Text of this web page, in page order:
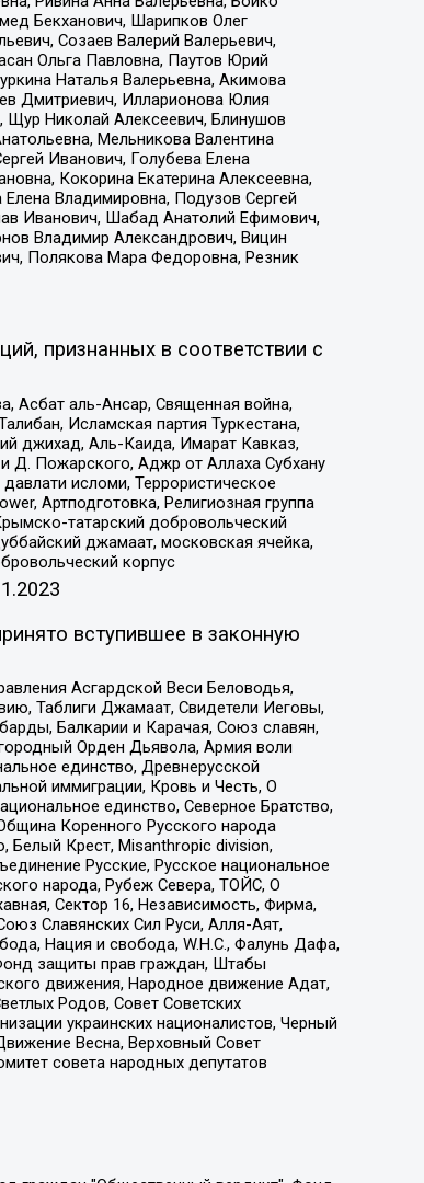
Бекханович, Шарипков Олег
Созаев Валерий Валерьевич,
Ольга Павловна, Паутов Юрий
Наталья Валерьевна, Акимова
Дмитриевич, Илларионова Юлия
Щур Николай Алексеевич, Блинушов
Мельникова Валентина
Иванович, Голубева Елена
Кокорина Екатерина Алексеевна,
Владимировна, Подузов Сергей
Иванович, Шабад Анатолий Ефимович,
Владимир Александрович, Вицин
Полякова Мара Федоровна, Резник
признанных в соответствии с
Асбат аль-Ансар, Священная война,
Исламская партия Туркестана,
джихад, Аль-Каида, Имарат Кавказ,
Д. Пожарского, Аджр от Аллаха Субхану
исломи, Террористическое
Артподготовка, Религиозная группа
татарский добровольческий
джамаат, московская ячейка,
корпус
вступившее в законную
Асгардской Веси Беловодья,
Таблиги Джамаат, Свидетели Иеговы,
Балкарии и Карачая, Союз славян,
Орден Дьявола, Армия воли
единство, Древнерусской
иммиграции, Кровь и Честь, О
единство, Северное Братство,
Коренного Русского народа
Белый Крест, Misanthropic division,
Русские, Русское национальное
народа, Рубеж Севера, ТОЙС, О
Сектор 16, Независимость, Фирма,
Славянских Сил Руси, Алля-Аят,
Нация и свобода, W.H.С., Фалунь Дафа,
защиты прав граждан, Штабы
движения, Народное движение Адат,
Родов, Совет Советских
украинских националистов, Черный
Весна, Верховный Совет
совета народных депутатов